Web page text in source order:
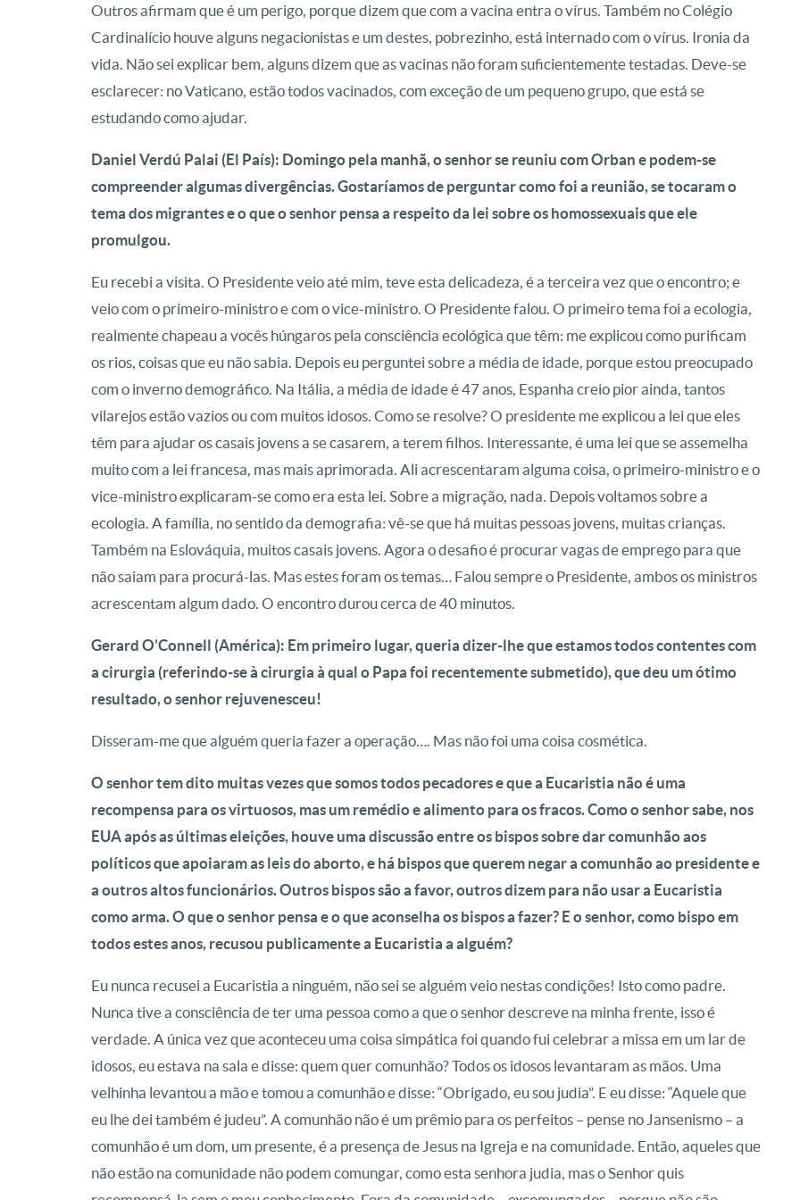
Outros afirmam que é um perigo, porque dizem que com a vacina entra o vírus. Também no Colégio
Cardinalício houve alguns negacionistas e um destes, pobrezinho, está internado com o vírus. Ironia da
vida. Não sei explicar bem, alguns dizem que as vacinas não foram suficientemente testadas. Deve-se
esclarecer: no Vaticano, estão todos vacinados, com exceção de um pequeno grupo, que está se
estudando como ajudar.
Daniel Verdú Palai (El País): Domingo pela manhã, o senhor se reuniu com Orban e podem-se
compreender algumas divergências. Gostaríamos de perguntar como foi a reunião, se tocaram o
tema dos migrantes e o que o senhor pensa a respeito da lei sobre os homossexuais que ele
promulgou.
Eu recebi a visita. O Presidente veio até mim, teve esta delicadeza, é a terceira vez que o encontro; e
veio com o primeiro-ministro e com o vice-ministro. O Presidente falou. O primeiro tema foi a ecologia,
realmente chapeau a vocês húngaros pela consciência ecológica que têm: me explicou como purificam
os rios, coisas que eu não sabia. Depois eu perguntei sobre a média de idade, porque estou preocupado
com o inverno demográfico. Na Itália, a média de idade é 47 anos, Espanha creio pior ainda, tantos
vilarejos estão vazios ou com muitos idosos. Como se resolve? O presidente me explicou a lei que eles
têm para ajudar os casais jovens a se casarem, a terem filhos. Interessante, é uma lei que se assemelha
muito com a lei francesa, mas mais aprimorada. Ali acrescentaram alguma coisa, o primeiro-ministro e o
vice-ministro explicaram-se como era esta lei. Sobre a migração, nada. Depois voltamos sobre a
ecologia. A família, no sentido da demografia: vê-se que há muitas pessoas jovens, muitas crianças.
Também na Eslováquia, muitos casais jovens. Agora o desafio é procurar vagas de emprego para que
não saiam para procurá-las. Mas estes foram os temas… Falou sempre o Presidente, ambos os ministros
acrescentam algum dado. O encontro durou cerca de 40 minutos.
Gerard O’Connell (América): Em primeiro lugar, queria dizer-lhe que estamos todos contentes com
a cirurgia (referindo-se à cirurgia à qual o Papa foi recentemente submetido), que deu um ótimo
resultado, o senhor rejuvenesceu!
Disseram-me que alguém queria fazer a operação…. Mas não foi uma coisa cosmética.
O senhor tem dito muitas vezes que somos todos pecadores e que a Eucaristia não é uma
recompensa para os virtuosos, mas um remédio e alimento para os fracos. Como o senhor sabe, nos
EUA após as últimas eleições, houve uma discussão entre os bispos sobre dar comunhão aos
políticos que apoiaram as leis do aborto, e há bispos que querem negar a comunhão ao presidente e
a outros altos funcionários. Outros bispos são a favor, outros dizem para não usar a Eucaristia
como arma. O que o senhor pensa e o que aconselha os bispos a fazer? E o senhor, como bispo em
todos estes anos, recusou publicamente a Eucaristia a alguém?
Eu nunca recusei a Eucaristia a ninguém, não sei se alguém veio nestas condições! Isto como padre.
Nunca tive a consciência de ter uma pessoa como a que o senhor descreve na minha frente, isso é
verdade. A única vez que aconteceu uma coisa simpática foi quando fui celebrar a missa em um lar de
idosos, eu estava na sala e disse: quem quer comunhão? Todos os idosos levantaram as mãos. Uma
velhinha levantou a mão e tomou a comunhão e disse: “Obrigado, eu sou judia”. E eu disse: “Aquele que
eu lhe dei também é judeu”. A comunhão não é um prêmio para os perfeitos – pense no Jansenismo – a
comunhão é um dom, um presente, é a presença de Jesus na Igreja e na comunidade. Então, aqueles que
não estão na comunidade não podem comungar, como esta senhora judia, mas o Senhor quis